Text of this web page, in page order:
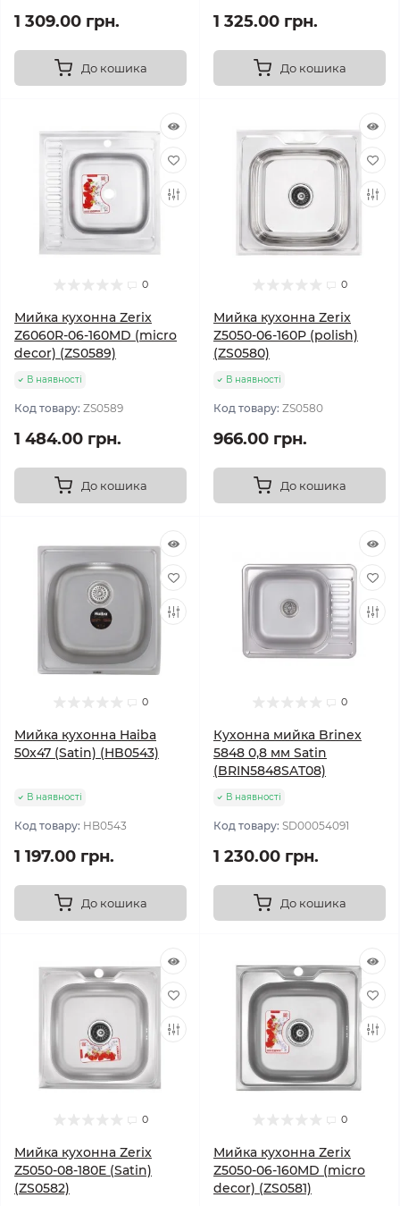
1 309.00 грн.
До кошика
1 325.00 грн.
До кошика
0
Мийка кухонна Zerix
Z6060R-06-160MD (micro
decor) (ZS0589)
В наявності
Код товару: ZS0589
1 484.00 грн.
До кошика
0
Мийка кухонна Zerix
Z5050-06-160P (polish)
(ZS0580)
В наявності
Код товару: ZS0580
966.00 грн.
До кошика
0
Мийка кухонна Haiba
50x47 (Satin) (HB0543)
В наявності
Код товару: HB0543
1 197.00 грн.
До кошика
0
Кухонна мийка Brinex
5848 0,8 мм Satin
(BRIN5848SAT08)
В наявності
Код товару: SD00054091
1 230.00 грн.
До кошика
0
Мийка кухонна Zerix
Z5050-08-180E (Satin)
(ZS0582)
0
Мийка кухонна Zerix
Z5050-06-160MD (micro
decor) (ZS0581)